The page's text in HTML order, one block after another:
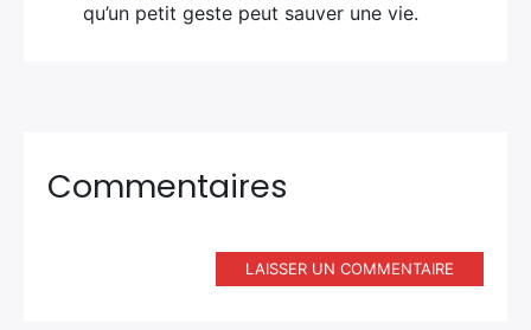
qu’un petit geste peut sauver une vie.
Commentaires
LAISSER UN COMMENTAIRE